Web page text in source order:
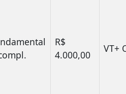
R$
4.000,00
VT+